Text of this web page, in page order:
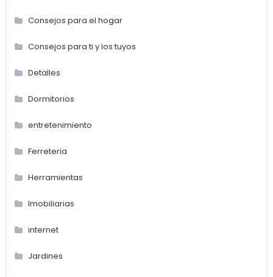
Consejos para el hogar
Consejos para ti y los tuyos
Detalles
Dormitorios
entretenimiento
Ferreteria
Herramientas
Imobiliarias
internet
Jardines